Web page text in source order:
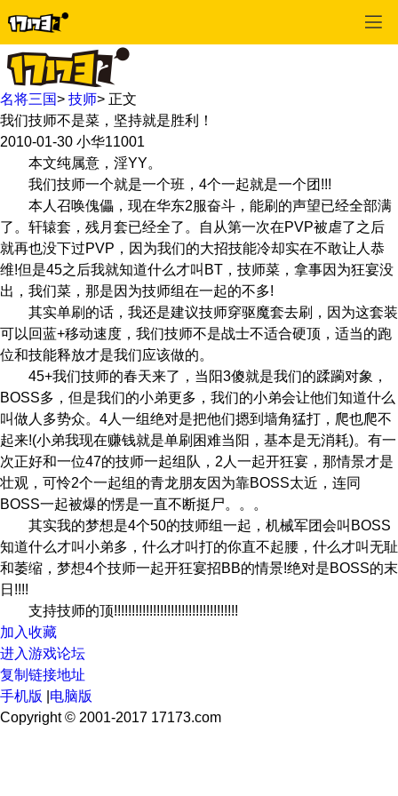
名将三国> 技师> 正文
我们技师不是菜，坚持就是胜利！
2010-01-30 小华11001
本文纯属意，淫YY。
我们技师一个就是一个班，4个一起就是一个团!!!
本人召唤傀儡，现在华东2服奋斗，能刷的声望已经全部满
了。轩辕套，残月套已经全了。自从第一次在PVP被虐了之后
就再也没下过PVP，因为我们的大招技能冷却实在不敢让人恭
维!但是45之后我就知道什么才叫BT，技师菜，拿事因为狂宴没
出，我们菜，那是因为技师组在一起的不多!
其实单刷的话，我还是建议技师穿驱魔套去刷，因为这套装
可以回蓝+移动速度，我们技师不是战士不适合硬顶，适当的跑
位和技能释放才是我们应该做的。
45+我们技师的春天来了，当阳3傻就是我们的蹂躏对象，
BOSS多，但是我们的小弟更多，我们的小弟会让他们知道什么
叫做人多势众。4人一组绝对是把他们摁到墙角猛打，爬也爬不
起来!(小弟我现在赚钱就是单刷困难当阳，基本是无消耗)。有一
次正好和一位47的技师一起组队，2人一起开狂宴，那情景才是
壮观，可怜2个一起组的青龙朋友因为靠BOSS太近，连同
BOSS一起被爆的愣是一直不断挺尸。。。
其实我的梦想是4个50的技师组一起，机械军团会叫BOSS
知道什么才叫小弟多，什么才叫打的你直不起腰，什么才叫无耻
和萎缩，梦想4个技师一起开狂宴招BB的情景!绝对是BOSS的末
日!!!!
支持技师的顶!!!!!!!!!!!!!!!!!!!!!!!!!!!!!!!!!!!
加入收藏
进入游戏论坛
复制链接地址
手机版
电脑版
Copyright © 2001-2017 17173.com